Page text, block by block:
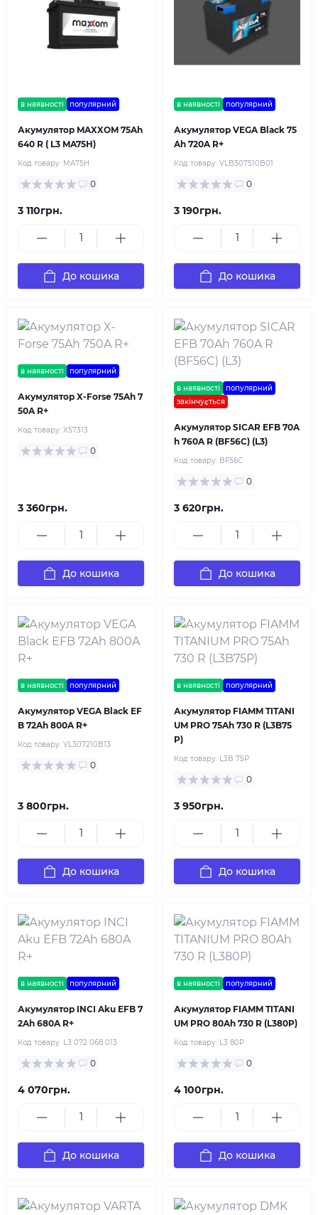
в наявності популярний
Акумулятор MAXXOM 75Ah
640 R ( L3 MA75H)
Код товару: MA75H
0
3 110грн.
До кошика
в наявності популярний
Акумулятор VEGA Black 75
Ah 720A R+
Код товару: VLB307510B01
0
3 190грн.
До кошика
в наявності популярний
Акумулятор X-Forse 75Ah 7
50A R+
Код товару: X57313
0
3 360грн.
До кошика
в наявності
популярний
закінчується
Акумулятор SICAR EFB 70A
h 760A R (BF56C) (L3)
Код товару: BF56C
0
3 620грн.
До кошика
в наявності популярний
Акумулятор VEGA Black EF
B 72Ah 800A R+
Код товару: VL307210B13
0
3 800грн.
До кошика
в наявності популярний
Акумулятор FIAMM TITANI
UM PRO 75Ah 730 R (L3B75
P)
Код товару: L3B 75P
0
3 950грн.
До кошика
в наявності популярний
Акумулятор INCI Aku EFB 7
2Ah 680A R+
Код товару: L3 072 068 013
0
4 070грн.
До кошика
в наявності популярний
Акумулятор FIAMM TITANI
UM PRO 80Ah 730 R (L380P)
Код товару: L3 80P
0
4 100грн.
До кошика